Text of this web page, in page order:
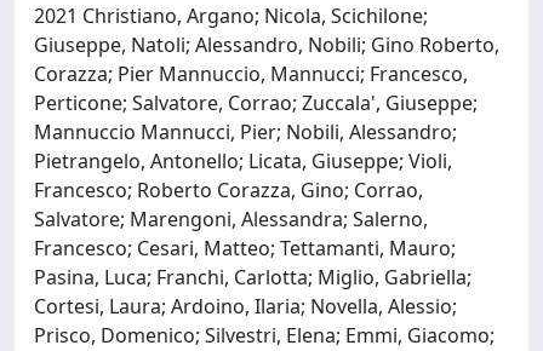
2021 Christiano, Argano; Nicola, Scichilone;
Giuseppe, Natoli; Alessandro, Nobili; Gino Roberto,
Corazza; Pier Mannuccio, Mannucci; Francesco,
Perticone; Salvatore, Corrao; Zuccala', Giuseppe;
Mannuccio Mannucci, Pier; Nobili, Alessandro;
Pietrangelo, Antonello; Licata, Giuseppe; Violi,
Francesco; Roberto Corazza, Gino; Corrao,
Salvatore; Marengoni, Alessandra; Salerno,
Francesco; Cesari, Matteo; Tettamanti, Mauro;
Pasina, Luca; Franchi, Carlotta; Miglio, Gabriella;
Cortesi, Laura; Ardoino, Ilaria; Novella, Alessio;
Prisco, Domenico; Silvestri, Elena; Emmi, Giacomo;